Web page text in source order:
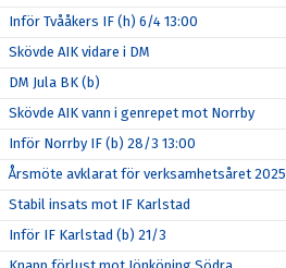
Inför Tvååkers IF (h) 6/4 13:00
Skövde AIK vidare i DM
DM Jula BK (b)
Skövde AIK vann i genrepet mot Norrby
Inför Norrby IF (b) 28/3 13:00
Årsmöte avklarat för verksamhetsåret 2025
Stabil insats mot IF Karlstad
Inför IF Karlstad (b) 21/3